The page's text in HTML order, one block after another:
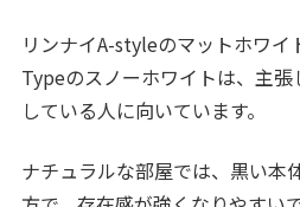
リンナイA-styleのマットホワ
Typeのスノーホワイトは、主
している人に向いています。
ナチュラルな部屋では、黒い本